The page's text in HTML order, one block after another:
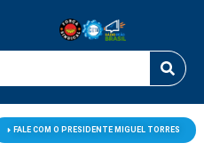
FALE COM O PRESIDENTE MIGUEL TORRES